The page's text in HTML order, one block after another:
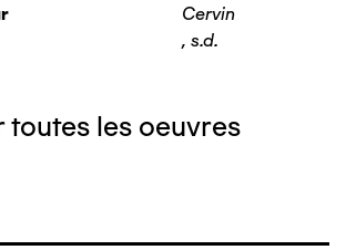
Cervin
, s.d.
toutes les oeuvres